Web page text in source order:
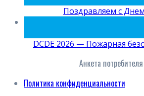
Поздравляем с Днем
DCDE 2026 — Пожарная
Анкета потребителя
Политика конфиденциальности